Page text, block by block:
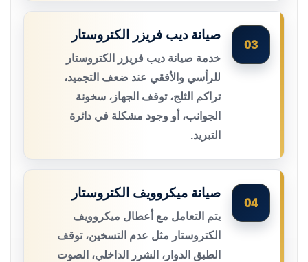
03
صيانة ديب فريزر الكتروستار
خدمة صيانة ديب فريزر الكتروستار
للرأسي والأفقي عند ضعف التجميد،
تراكم الثلج، توقف الجهاز، سخونة
الجوانب، أو وجود مشكلة في دائرة
التبريد.
04
صيانة ميكروويف الكتروستار
يتم التعامل مع أعطال ميكروويف
الكتروستار مثل عدم التسخين، توقف
الطبق الدوار، الشرر الداخلي، الصوت